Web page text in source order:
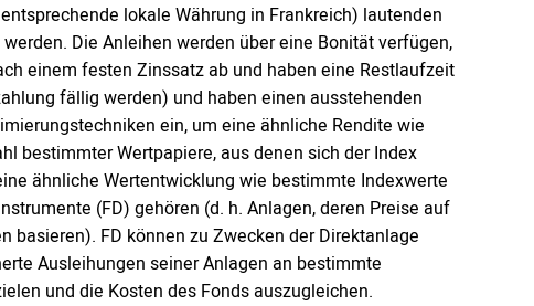
lokale Währung in Frankreich) lautenden
Die Anleihen werden über eine Bonität verfügen,
einem festen Zinssatz ab und haben eine Restlaufzeit
fällig werden) und haben einen ausstehenden
ein, um eine ähnliche Rendite wie
bestimmter Wertpapiere, aus denen sich der Index
ähnliche Wertentwicklung wie bestimmte Indexwerte
(FD) gehören (d. h. Anlagen, deren Preise auf
basieren). FD können zu Zwecken der Direktanlage
Ausleihungen seiner Anlagen an bestimmte
und die Kosten des Fonds auszugleichen.